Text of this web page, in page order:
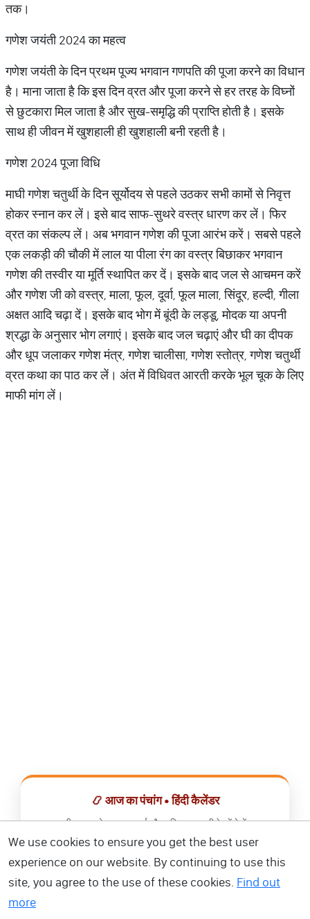
तक।
गणेश जयंती 2024 का महत्व
गणेश जयंती के दिन प्रथम पूज्य भगवान गणपति की पूजा करने का विधान
है। माना जाता है कि इस दिन व्रत और पूजा करने से हर तरह के विघ्नों
से छुटकारा मिल जाता है और सुख-समृद्धि की प्राप्ति होती है। इसके
साथ ही जीवन में खुशहाली ही खुशहाली बनी रहती है।
गणेश 2024 पूजा विधि
माघी गणेश चतुर्थी के दिन सूर्योदय से पहले उठकर सभी कामों से निवृत्त
होकर स्नान कर लें। इसे बाद साफ-सुथरे वस्त्र धारण कर लें। फिर
व्रत का संकल्प लें। अब भगवान गणेश की पूजा आरंभ करें। सबसे पहले
एक लकड़ी की चौकी में लाल या पीला रंग का वस्त्र बिछाकर भगवान
गणेश की तस्वीर या मूर्ति स्थापित कर दें। इसके बाद जल से आचमन करें
और गणेश जी को वस्त्र, माला, फूल, दूर्वा, फूल माला, सिंदूर, हल्दी, गीला
अक्षत आदि चढ़ा दें। इसके बाद भोग में बूंदी के लड्डू, मोदक या अपनी
श्रद्धा के अनुसार भोग लगाएं। इसके बाद जल चढ़ाएं और घी का दीपक
और धूप जलाकर गणेश मंत्र, गणेश चालीसा, गणेश स्तोत्र, गणेश चतुर्थी
व्रत कथा का पाठ कर लें। अंत में विधिवत आरती करके भूल चूक के लिए
माफी मांग लें।
📿 आज का पंचांग • हिंदी कैलेंडर
सभी व्रत, त्योहार, शुभ मुहूर्त और राशिफल एक ही ऐप में देखें।
📅 हिंदी कैलेंडर ऐप डाउनलोड करें
We use cookies to ensure you get the best user
experience on our website. By continuing to use this
site, you agree to the use of these cookies. Find out
more